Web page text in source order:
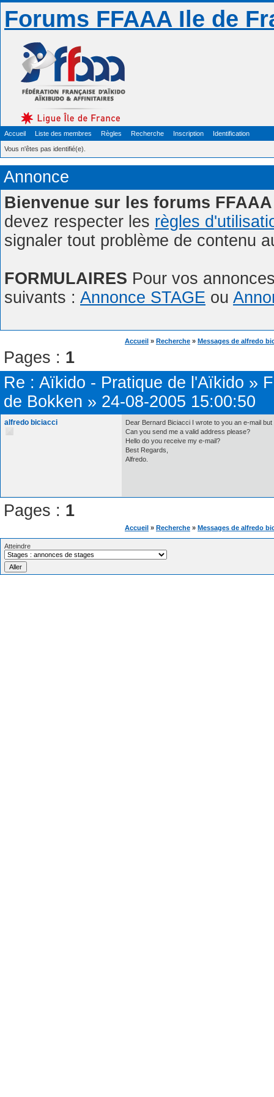
Forums FFAAA Ile de
Accueil Liste des membres Règles Recherche Inscription Identification
Vous n'êtes pas identifié(e).
Annonce
Bienvenue sur les forums FFAAA
devez respecter les règles
signaler tout problème de contenu
FORMULAIRES Pour vos
suivants : Annonce STAGE ou
Accueil » Recherche » Messages de alfredo
Pages : 1
Re : Aïkido - Pratique de l'Aïkido »
de Bokken » 24-08-2005 15:00:50
alfredo biciacci
Dear Bernard Biciacci I wrote to you an e-mail
Can you send me a valid address please?
Hello do you receive my e-mail?
Best Regards,
Alfredo.
Pages : 1
Accueil » Recherche » Messages de alfredo
Atteindre